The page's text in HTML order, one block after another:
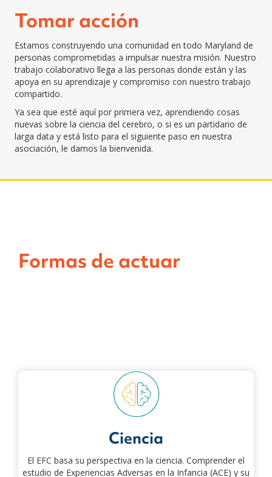
Tomar acción
Estamos construyendo una comunidad en todo Maryland de
personas comprometidas a impulsar nuestra misión. Nuestro
trabajo colaborativo llega a las personas donde están y las
apoya en su aprendizaje y compromiso con nuestro trabajo
compartido.
Ya sea que esté aquí por primera vez, aprendiendo cosas
nuevas sobre la ciencia del cerebro, o si es un partidario de
larga data y está listo para el siguiente paso en nuestra
asociación, le damos la bienvenida.
Formas de actuar
Ciencia
El EFC basa su perspectiva en la ciencia. Comprender el
estudio de Experiencias Adversas en la Infancia (ACE) y su